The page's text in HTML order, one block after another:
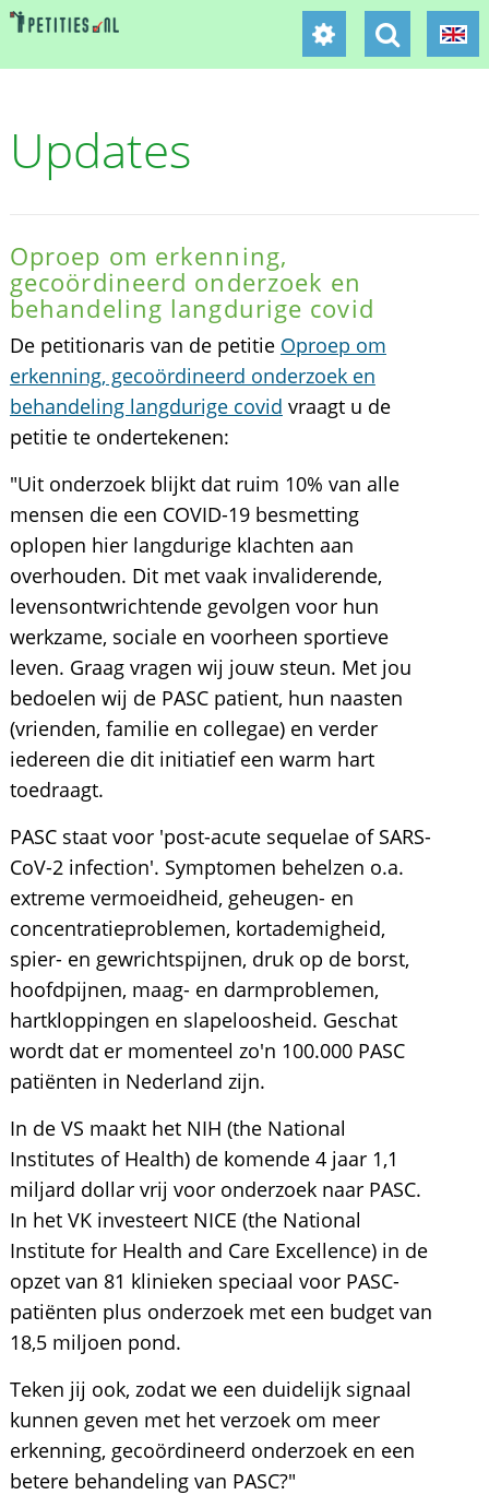
Updates
Oproep om erkenning,
gecoördineerd onderzoek en
behandeling langdurige covid
De petitionaris van de petitie Oproep om
erkenning, gecoördineerd onderzoek en
behandeling langdurige covid vraagt u de
petitie te ondertekenen:
"Uit onderzoek blijkt dat ruim 10% van alle
mensen die een COVID-19 besmetting
oplopen hier langdurige klachten aan
overhouden. Dit met vaak invaliderende,
levensontwrichtende gevolgen voor hun
werkzame, sociale en voorheen sportieve
leven. Graag vragen wij jouw steun. Met jou
bedoelen wij de PASC patient, hun naasten
(vrienden, familie en collegae) en verder
iedereen die dit initiatief een warm hart
toedraagt.
PASC staat voor 'post-acute sequelae of SARS-
CoV-2 infection'. Symptomen behelzen o.a.
extreme vermoeidheid, geheugen- en
concentratieproblemen, kortademigheid,
spier- en gewrichtspijnen, druk op de borst,
hoofdpijnen, maag- en darmproblemen,
hartkloppingen en slapeloosheid. Geschat
wordt dat er momenteel zo'n 100.000 PASC
patiënten in Nederland zijn.
In de VS maakt het NIH (the National
Institutes of Health) de komende 4 jaar 1,1
miljard dollar vrij voor onderzoek naar PASC.
In het VK investeert NICE (the National
Institute for Health and Care Excellence) in de
opzet van 81 klinieken speciaal voor PASC-
patiënten plus onderzoek met een budget van
18,5 miljoen pond.
Teken jij ook, zodat we een duidelijk signaal
kunnen geven met het verzoek om meer
erkenning, gecoördineerd onderzoek en een
betere behandeling van PASC?"